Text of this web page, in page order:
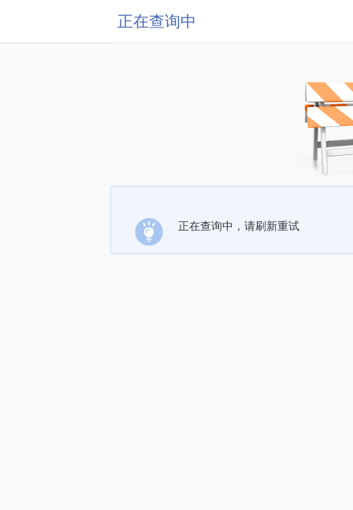
正在查询中
正在查询中，请刷新重试